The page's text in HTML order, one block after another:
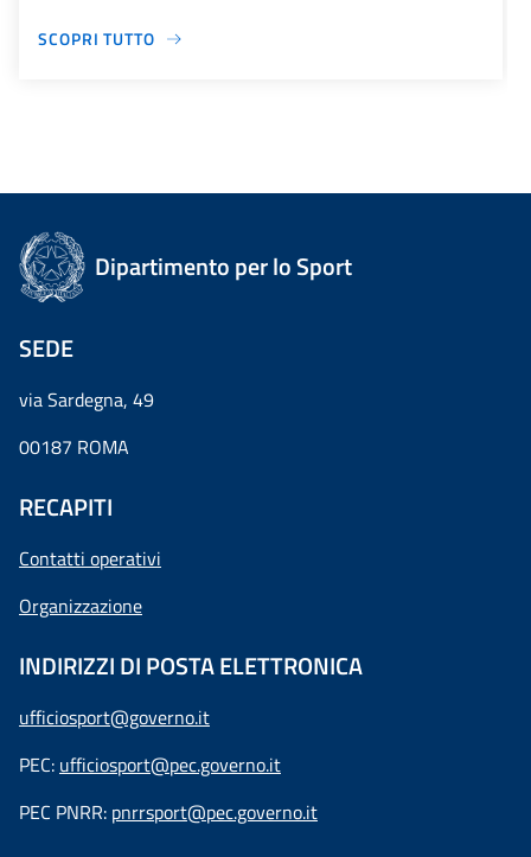
SCOPRI TUTTO
Dipartimento per lo Sport
SEDE
via Sardegna, 49
00187 ROMA
RECAPITI
Contatti operativi
Organizzazione
INDIRIZZI DI POSTA ELETTRONICA
ufficiosport@governo.it
PEC: ufficiosport@pec.governo.it
PEC PNRR: pnrrsport@pec.governo.it